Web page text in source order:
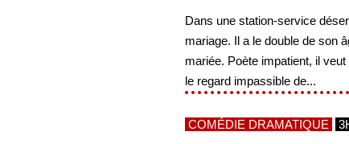
Dans une station-service
mariage. Il a le double de son
mariée. Poète impatient, il
le regard impassible de...
COMÉDIE DRAMATIQUE